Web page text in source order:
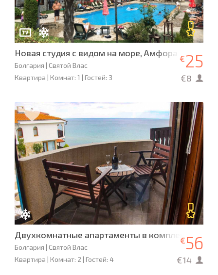
Новая студия с видом на море, Амфора
Болгария | Святой Влас
Квартира | Комнат: 1 | Гостей: 3
€25
€8
Двухкомнатные апартаменты в комплексе Sun
Болгария | Святой Влас
Квартира | Комнат: 2 | Гостей: 4
€56
€14